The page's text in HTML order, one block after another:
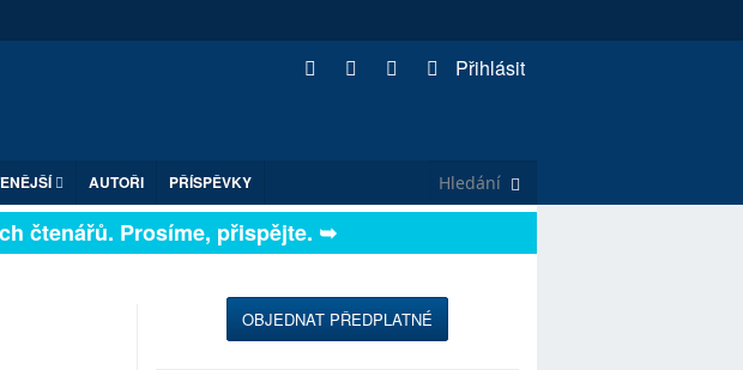
Přihlásit
AUTOŘI PŘÍSPĚVKY
Prosíme, přispějte. ➥
OBJEDNAT PŘEDPLATNÉ